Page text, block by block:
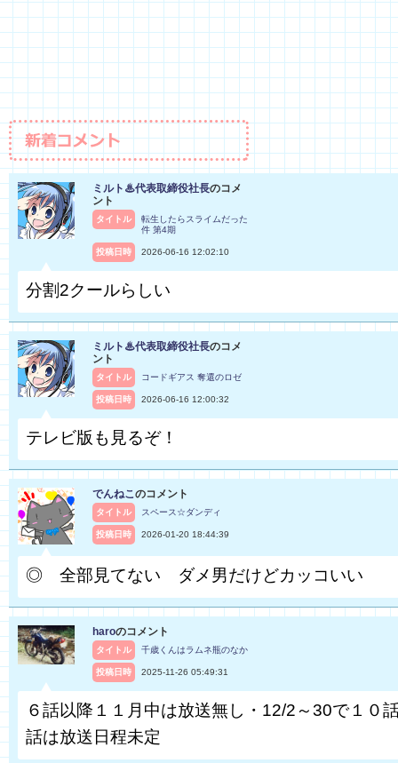
ミルト♨代表取締役社長のコメ
ント
タイトル
転生したらスライムだった
件 第4期
投稿日時 2026-06-16 12:02:10
分割2クールらしい
ミルト♨代表取締役社長のコメ
ント
タイトル コードギアス 奪還のロゼ
投稿日時 2026-06-16 12:00:32
テレビ版も見るぞ！
でんねこのコメント
タイトル スペース☆ダンディ
投稿日時 2026-01-20 18:44:39
◎ 全部見てない ダメ男だけどカッコいい
haroのコメント
タイトル 千歳くんはラムネ瓶のなか
投稿日時 2025-11-26 05:49:31
６話以降１１月中は放送無し・12/2～30で１０
話は放送日程未定